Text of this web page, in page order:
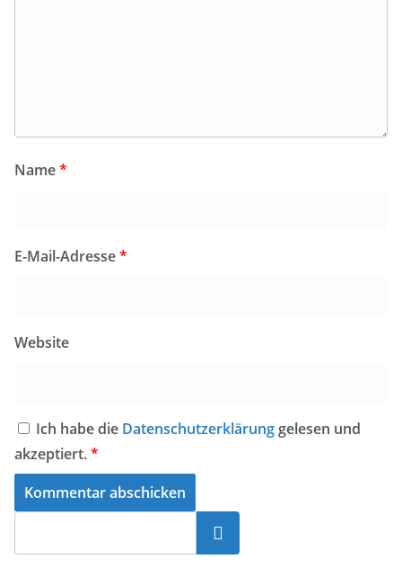
Name*
E-Mail-Adresse*
Website
Ich habe die Datenschutzerklärung gelesen und
akzeptiert.*
Suchen